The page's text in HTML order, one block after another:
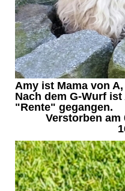
Amy ist Mama von
Nach dem G-Wurf
"Rente" gegangen.
Verstorben am